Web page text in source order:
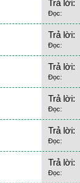
Trả lời:
Đọc:
Trả lời:
Đọc:
Trả lời:
Đọc:
Trả lời:
Đọc:
Trả lời:
Đọc:
Trả lời:
Đọc: